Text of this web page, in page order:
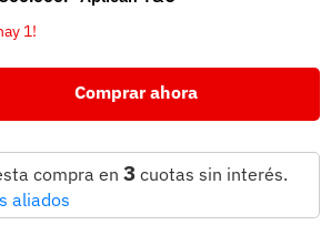
1!
Comprar ahora
compra en 3 cuotas sin interés.
aliados